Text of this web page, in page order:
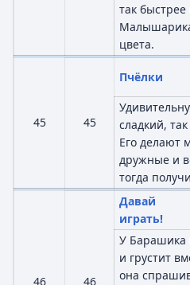
так
цвета.
45 45
Пчёлки
сладкий,
Его делают
дружные и
тогда
46 46
Давай
играть!
У Барашика
и грустит
она